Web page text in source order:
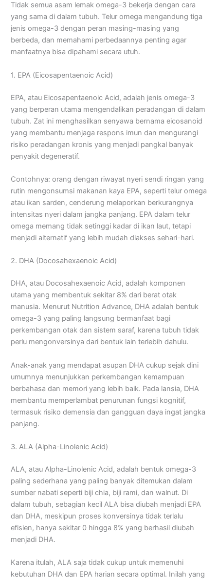
Tidak semua asam lemak omega-3 bekerja dengan cara
yang sama di dalam tubuh. Telur omega mengandung tiga
jenis omega-3 dengan peran masing-masing yang
berbeda, dan memahami perbedaannya penting agar
manfaatnya bisa dipahami secara utuh.
1. EPA (Eicosapentaenoic Acid)
EPA, atau Eicosapentaenoic Acid, adalah jenis omega-3
yang berperan utama mengendalikan peradangan di dalam
tubuh. Zat ini menghasilkan senyawa bernama eicosanoid
yang membantu menjaga respons imun dan mengurangi
risiko peradangan kronis yang menjadi pangkal banyak
penyakit degeneratif.
Contohnya: orang dengan riwayat nyeri sendi ringan yang
rutin mengonsumsi makanan kaya EPA, seperti telur omega
atau ikan sarden, cenderung melaporkan berkurangnya
intensitas nyeri dalam jangka panjang. EPA dalam telur
omega memang tidak setinggi kadar di ikan laut, tetapi
menjadi alternatif yang lebih mudah diakses sehari-hari.
2. DHA (Docosahexaenoic Acid)
DHA, atau Docosahexaenoic Acid, adalah komponen
utama yang membentuk sekitar 8% dari berat otak
manusia. Menurut Nutrition Advance, DHA adalah bentuk
omega-3 yang paling langsung bermanfaat bagi
perkembangan otak dan sistem saraf, karena tubuh tidak
perlu mengonversinya dari bentuk lain terlebih dahulu.
Anak-anak yang mendapat asupan DHA cukup sejak dini
umumnya menunjukkan perkembangan kemampuan
berbahasa dan memori yang lebih baik. Pada lansia, DHA
membantu memperlambat penurunan fungsi kognitif,
termasuk risiko demensia dan gangguan daya ingat jangka
panjang.
3. ALA (Alpha-Linolenic Acid)
ALA, atau Alpha-Linolenic Acid, adalah bentuk omega-3
paling sederhana yang paling banyak ditemukan dalam
sumber nabati seperti biji chia, biji rami, dan walnut. Di
dalam tubuh, sebagian kecil ALA bisa diubah menjadi EPA
dan DHA, meskipun proses konversinya tidak terlalu
efisien, hanya sekitar 0 hingga 8% yang berhasil diubah
menjadi DHA.
Karena itulah, ALA saja tidak cukup untuk memenuhi
kebutuhan DHA dan EPA harian secara optimal. Inilah yang